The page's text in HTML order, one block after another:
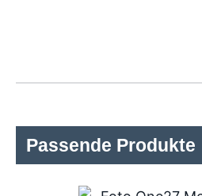
Passende Produkte